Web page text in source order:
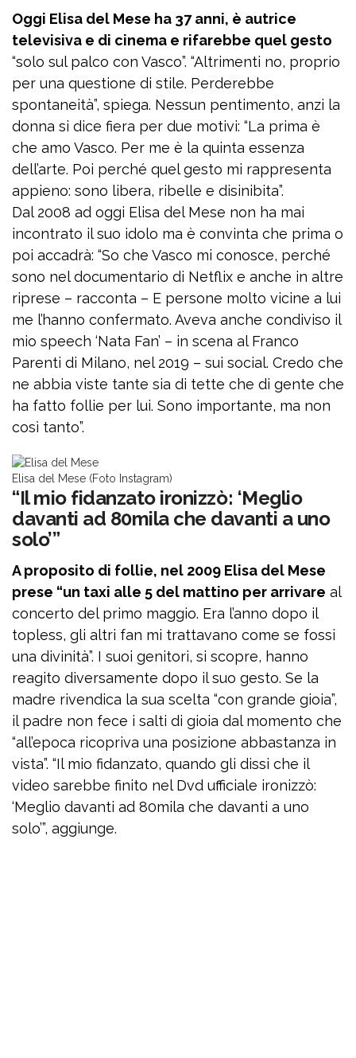
Oggi Elisa del Mese ha 37 anni, è autrice
televisiva e di cinema e rifarebbe quel gesto
“solo sul palco con Vasco”. “Altrimenti no, proprio
per una questione di stile. Perderebbe
spontaneità”, spiega. Nessun pentimento, anzi la
donna si dice fiera per due motivi: “La prima è
che amo Vasco. Per me è la quinta essenza
dell’arte. Poi perché quel gesto mi rappresenta
appieno: sono libera, ribelle e disinibita”.
Dal 2008 ad oggi Elisa del Mese non ha mai
incontrato il suo idolo ma è convinta che prima o
poi accadrà: “So che Vasco mi conosce, perché
sono nel documentario di Netflix e anche in altre
riprese – racconta – E persone molto vicine a lui
me l’hanno confermato. Aveva anche condiviso il
mio speech ‘Nata Fan’ – in scena al Franco
Parenti di Milano, nel 2019 – sui social. Credo che
ne abbia viste tante sia di tette che di gente che
ha fatto follie per lui. Sono importante, ma non
così tanto”.
Elisa del Mese (Foto Instagram)
“Il mio fidanzato ironizzò: ‘Meglio
davanti ad 80mila che davanti a uno
solo’”
A proposito di follie, nel 2009 Elisa del Mese
prese “un taxi alle 5 del mattino per arrivare al
concerto del primo maggio. Era l’anno dopo il
topless, gli altri fan mi trattavano come se fossi
una divinità”. I suoi genitori, si scopre, hanno
reagito diversamente dopo il suo gesto. Se la
madre rivendica la sua scelta “con grande gioia”,
il padre non fece i salti di gioia dal momento che
“all’epoca ricopriva una posizione abbastanza in
vista”. “Il mio fidanzato, quando gli dissi che il
video sarebbe finito nel Dvd ufficiale ironizzò:
‘Meglio davanti ad 80mila che davanti a uno
solo’”, aggiunge.